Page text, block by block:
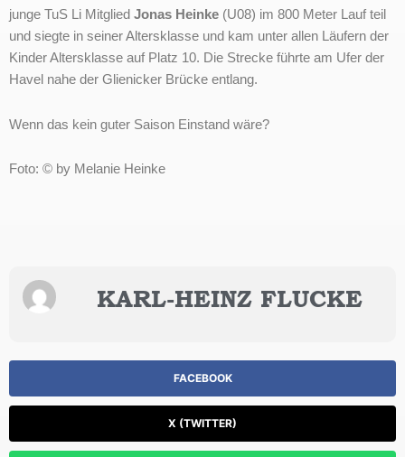
junge TuS Li Mitglied Jonas Heinke (U08) im 800 Meter Lauf teil
und siegte in seiner Altersklasse und kam unter allen Läufern der
Kinder Altersklasse auf Platz 10. Die Strecke führte am Ufer der
Havel nahe der Glienicker Brücke entlang.
Wenn das kein guter Saison Einstand wäre?
Foto: © by Melanie Heinke
KARL-HEINZ FLUCKE
FACEBOOK
X (TWITTER)